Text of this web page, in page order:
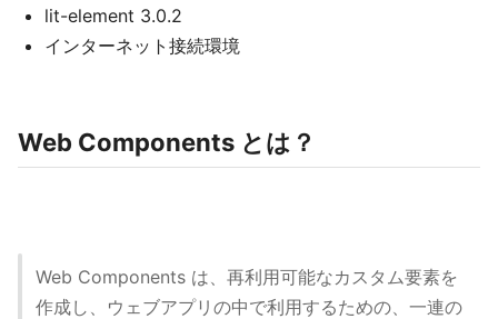
lit-element 3.0.2
インターネット接続環境
Web Components とは？
Web Components は、再利用可能なカスタム要素を
作成し、ウェブアプリの中で利用するための、一連の